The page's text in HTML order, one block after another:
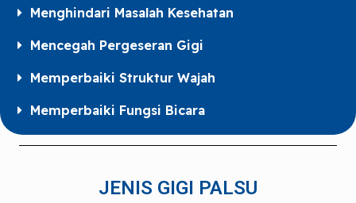
Menghindari Masalah Kesehatan
Mencegah Pergeseran Gigi​
Memperbaiki Struktur Wajah
Memperbaiki Fungsi Bicara
JENIS GIGI PALSU